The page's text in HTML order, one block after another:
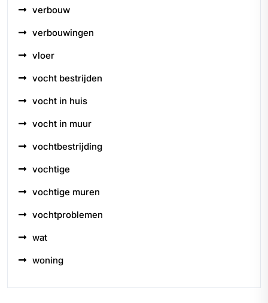
verbouw
verbouwingen
vloer
vocht bestrijden
vocht in huis
vocht in muur
vochtbestrijding
vochtige
vochtige muren
vochtproblemen
wat
woning